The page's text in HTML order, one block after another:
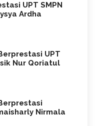
UPT SMPN
Ardha
UPT
Nur Qoriatul
Nirmala